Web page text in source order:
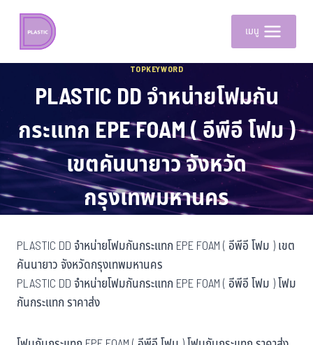
เมนู
TOPKEYWORD
PLASTIC DD จำหน่ายโฟมกัน
กระแทก EPE FOAM ( อีพีอี โฟม )
เขตคันนายาว จังหวัด
กรุงเทพมหานคร
PLASTIC DD จำหน่ายโฟมกันกระแทก EPE FOAM ( อีพีอี โฟม ) เขต
คันนายาว จังหวัดกรุงเทพมหานคร
PLASTIC DD จำหน่ายโฟมกันกระแทก EPE FOAM ( อีพีอี โฟม ) โฟม
กันกระแทก ราคาส่ง